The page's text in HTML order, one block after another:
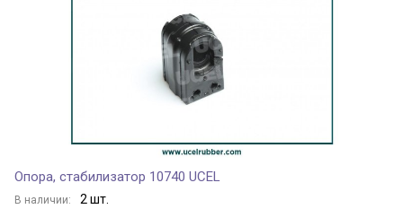
Опора, стабилизатор 10740 UCEL
В наличии: 2 шт.